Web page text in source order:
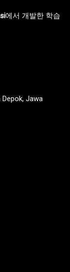
에서 개발한 학습
Jawa